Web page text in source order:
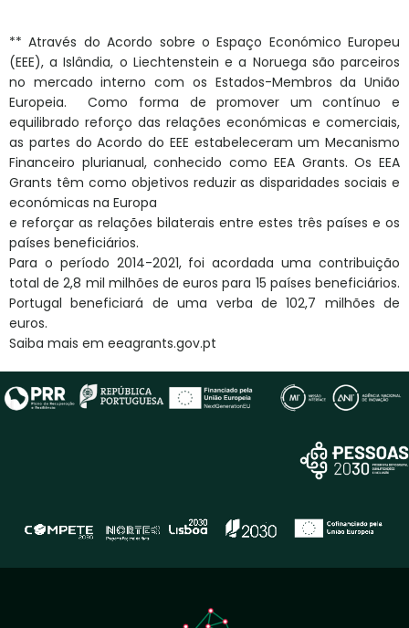
** Através do Acordo sobre o Espaço Económico Europeu
(EEE), a Islândia, o Liechtenstein e a Noruega são parceiros
no mercado interno com os Estados-Membros da União
Europeia. Como forma de promover um contínuo e
equilibrado reforço das relações económicas e comerciais,
as partes do Acordo do EEE estabeleceram um Mecanismo
Financeiro plurianual, conhecido como EEA Grants. Os EEA
Grants têm como objetivos reduzir as disparidades sociais e
económicas na Europa
e reforçar as relações bilaterais entre estes três países e os
países beneficiários.
Para o período 2014-2021, foi acordada uma contribuição
total de 2,8 mil milhões de euros para 15 países beneficiários.
Portugal beneficiará de uma verba de 102,7 milhões de
euros.
Saiba mais em eeagrants.gov.pt